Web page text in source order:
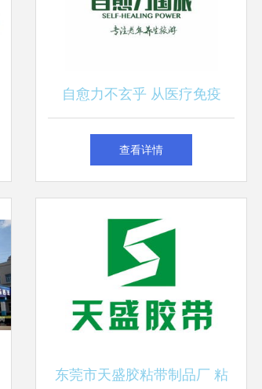
自愈力不玄乎 从医疗免疫
到“旅行社现象”的解读
查看详情
东莞市天盛胶粘带制品厂 粘